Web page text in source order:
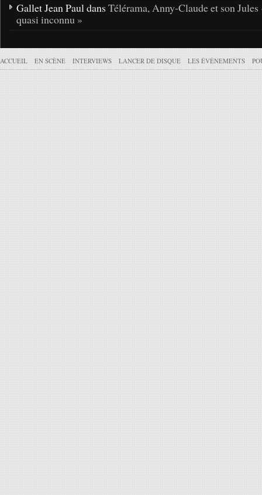
Gallet Jean Paul dans Télérama, Anny-Claude et son Jules
quasi inconnu »
ACCUEIL EN SCÈNE INTERVIEWS LANCER DE DISQUE LES ÉVÉNEMENTS